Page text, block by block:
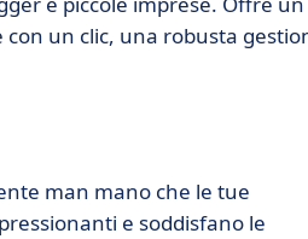
un clic, una robusta
man mano che le tue
e soddisfano le